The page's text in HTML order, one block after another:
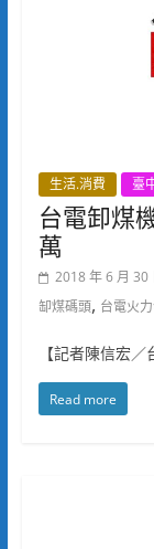
生活.消費 臺
台電卸煤
萬
2018 年 6 月 30
缷煤碼頭, 台電火
【記者陳信宏
Read more